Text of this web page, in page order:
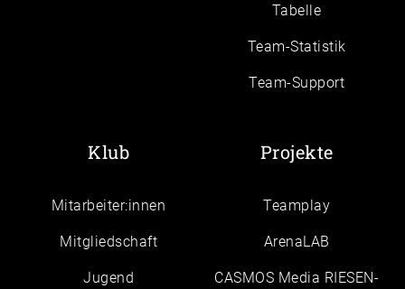
Tabelle
Team-Statistik
Team-Support
Klub
Mitarbeiter:innen
Mitgliedschaft
Jugend
Projekte
Teamplay
ArenaLAB
CASMOS Media RIESEN-